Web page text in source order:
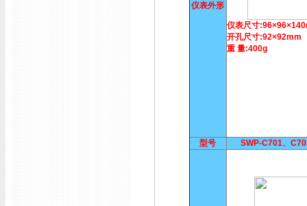
仪表外形
仪表尺寸
开孔尺寸:92×92mm
重 量:400g
型号 SWP-C701、